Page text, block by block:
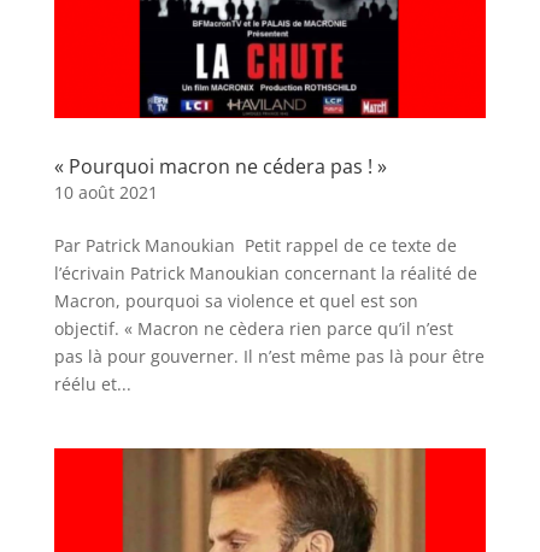
« Pourquoi macron ne cédera pas ! »
10 août 2021
Par Patrick Manoukian Petit rappel de ce texte de
l’écrivain Patrick Manoukian concernant la réalité de
Macron, pourquoi sa violence et quel est son
objectif. « Macron ne cèdera rien parce qu’il n’est
pas là pour gouverner. Il n’est même pas là pour être
réélu et...